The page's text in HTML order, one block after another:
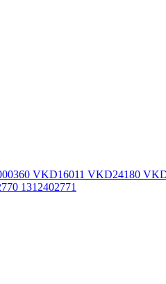
VKD16011 VKD24180
1312402771